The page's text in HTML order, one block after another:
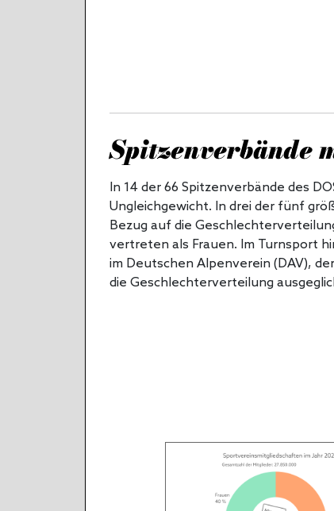
Spitzenverbände
In 14 der 66 Spitzenverbände des
Ungleichgewicht. In drei der fünf
Bezug auf die
vertreten als Frauen. Im Turnsport
im Deutschen Alpenverein (DAV),
die Geschlechterverteilung